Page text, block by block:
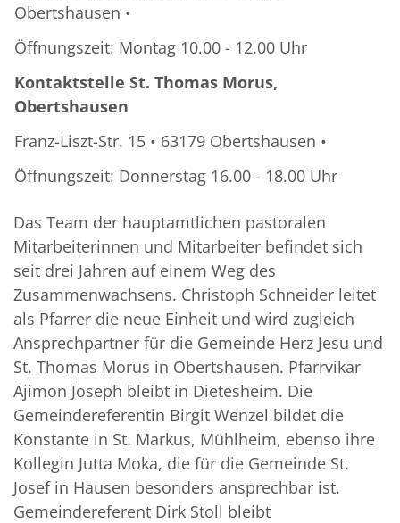
Obertshausen •
Öffnungszeit: Montag 10.00 - 12.00 Uhr
Kontaktstelle St. Thomas Morus,
Obertshausen
Franz-Liszt-Str. 15 • 63179 Obertshausen •
Öffnungszeit: Donnerstag 16.00 - 18.00 Uhr
Das Team der hauptamtlichen pastoralen
Mitarbeiterinnen und Mitarbeiter befindet sich
seit drei Jahren auf einem Weg des
Zusammenwachsens. Christoph Schneider leitet
als Pfarrer die neue Einheit und wird zugleich
Ansprechpartner für die Gemeinde Herz Jesu und
St. Thomas Morus in Obertshausen. Pfarrvikar
Ajimon Joseph bleibt in Dietesheim. Die
Gemeindereferentin Birgit Wenzel bildet die
Konstante in St. Markus, Mühlheim, ebenso ihre
Kollegin Jutta Moka, die für die Gemeinde St.
Josef in Hausen besonders ansprechbar ist.
Gemeindereferent Dirk Stoll bleibt